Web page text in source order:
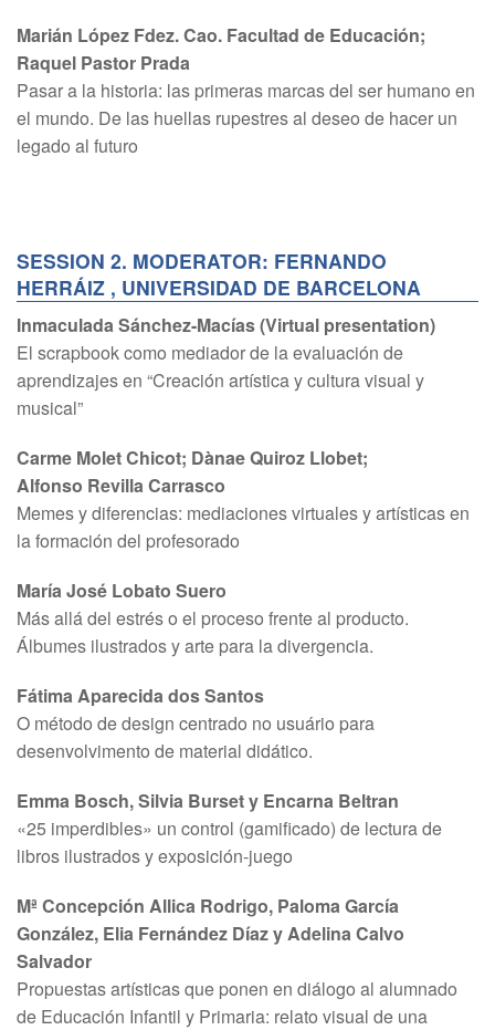
Marián López Fdez. Cao. Facultad de Educación;
Raquel Pastor Prada
Pasar a la historia: las primeras marcas del ser humano en
el mundo. De las huellas rupestres al deseo de hacer un
legado al futuro
SESSION 2. MODERATOR: FERNANDO
HERRÁIZ , UNIVERSIDAD DE BARCELONA
Inmaculada Sánchez-Macías (Virtual presentation)
El scrapbook como mediador de la evaluación de
aprendizajes en “Creación artística y cultura visual y
musical”
Carme Molet Chicot; Dànae Quiroz Llobet;
Alfonso Revilla Carrasco
Memes y diferencias: mediaciones virtuales y artísticas en
la formación del profesorado
María José Lobato Suero
Más allá del estrés o el proceso frente al producto.
Álbumes ilustrados y arte para la divergencia.
Fátima Aparecida dos Santos
O método de design centrado no usuário para
desenvolvimento de material didático.
Emma Bosch, Silvia Burset y Encarna Beltran
«25 imperdibles» un control (gamificado) de lectura de
libros ilustrados y exposición-juego
Mª Concepción Allica Rodrigo, Paloma García
González, Elia Fernández Díaz y Adelina Calvo
Salvador
Propuestas artísticas que ponen en diálogo al alumnado
de Educación Infantil y Primaria: relato visual de una